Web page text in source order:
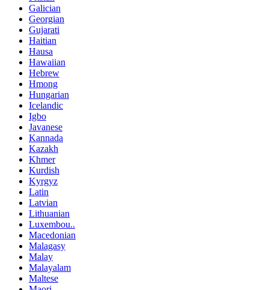
Galician
Georgian
Gujarati
Haitian
Hausa
Hawaiian
Hebrew
Hmong
Hungarian
Icelandic
Igbo
Javanese
Kannada
Kazakh
Khmer
Kurdish
Kyrgyz
Latin
Latvian
Lithuanian
Luxembou..
Macedonian
Malagasy
Malay
Malayalam
Maltese